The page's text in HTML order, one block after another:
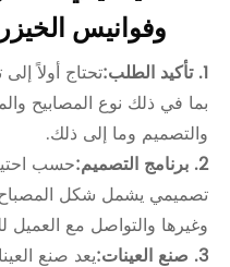
وفوانيس
1. تأكيد الطلب:
تحتاج أولاً
بما في ذلك نوع المصابيح
والتصميم وما إلى ذلك.
2. برنامج التصميم:
حسب
تصميمي يشمل شكل المصباح
وغيرها والتواصل مع العميل
3. صنع العينات:
يعد صنع